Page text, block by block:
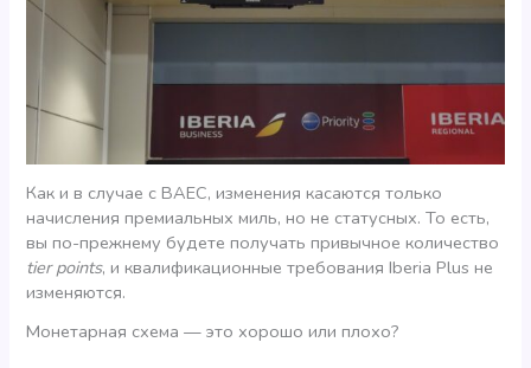
Как и в случае с BAEC, изменения касаются только
начисления премиальных миль, но не статусных. То есть,
вы по-прежнему будете получать привычное количество
tier points, и квалификационные требования Iberia Plus не
изменяются.
Монетарная схема — это хорошо или плохо?